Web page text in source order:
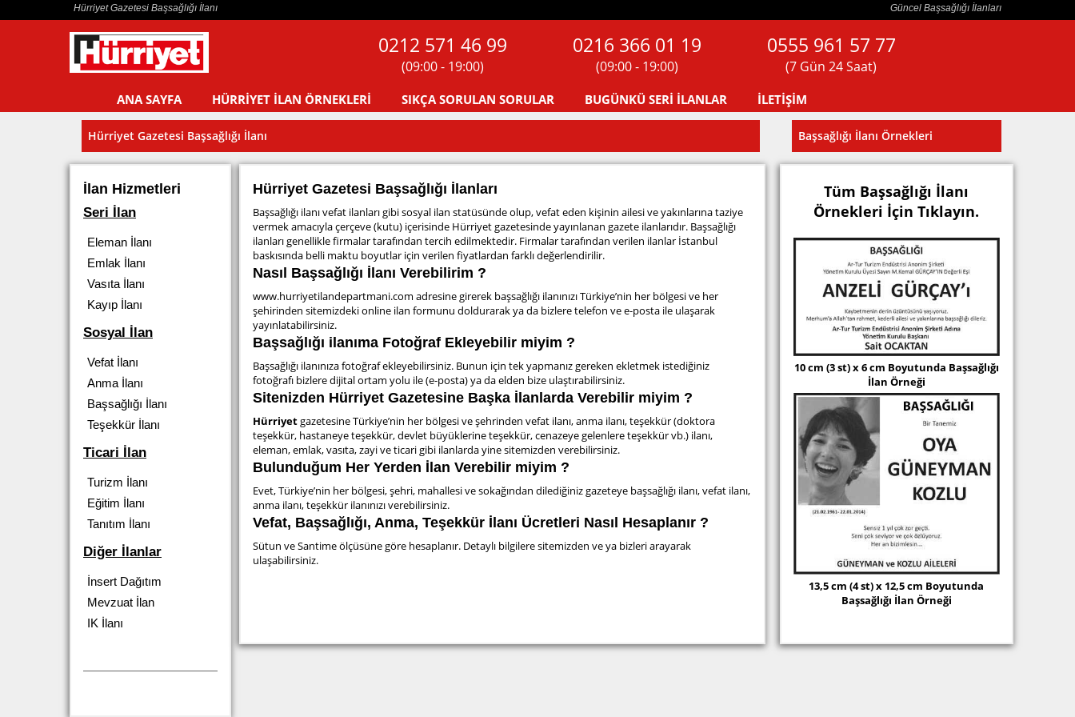
Hürriyet Gazetesi Başsağlığı İlanı Güncel Başsağlığı İlanları
0212 571 46 99
(09:00 - 19:00)
0216 366 01 19
(09:00 - 19:00)
0555 961 57 77
(7 Gün 24 Saat)
ANA SAYFA HÜRRİYET İLAN ÖRNEKLERİ SIKÇA SORULAN SORULAR BUGÜNKÜ SERİ İLANLAR İLETİŞİM
Hürriyet Gazetesi Başsağlığı İlanı
İlan Hizmetleri
Seri İlan
Eleman İlanı
Emlak İlanı
Vasıta İlanı
Kayıp İlanı
Sosyal İlan
Vefat İlanı
Anma İlanı
Başsağlığı İlanı
Teşekkür İlanı
Ticari İlan
Turizm İlanı
Eğitim İlanı
Tanıtım İlanı
Diğer İlanlar
İnsert Dağıtım
Mevzuat İlan
IK İlanı
Hürriyet Gazetesi Başsağlığı İlanları
Başsağlığı ilanı vefat ilanları gibi sosyal ilan statüsünde olup, vefat eden kişinin ailesi ve yakınlarına taziye
vermek amacıyla çerçeve (kutu) içerisinde Hürriyet gazetesinde yayınlanan gazete ilanlarıdır. Başsağlığı
ilanları genellikle firmalar tarafından tercih edilmektedir. Firmalar tarafından verilen ilanlar İstanbul
baskısında belli maktu boyutlar için verilen fiyatlardan farklı değerlendirilir.
Nasıl Başsağlığı İlanı Verebilirim ?
www.hurriyetilandepartmani.com adresine girerek başsağlığı ilanınızı Türkiye’nin her bölgesi ve her
şehirinden sitemizdeki online ilan formunu doldurarak ya da bizlere telefon ve e-posta ile ulaşarak
yayınlatabilirsiniz.
Başsağlığı ilanıma Fotoğraf Ekleyebilir miyim ?
Başsağlığı ilanınıza fotoğraf ekleyebilirsiniz. Bunun için tek yapmanız gereken ekletmek istediğiniz
fotoğrafı bizlere dijital ortam yolu ile (e-posta) ya da elden bize ulaştırabilirsiniz.
Sitenizden Hürriyet Gazetesine Başka İlanlarda Verebilir miyim ?
Hürriyetgazetesine Türkiye’nin her bölgesi ve şehrinden vefat ilanı, anma ilanı, teşekkür (doktora
teşekkür, hastaneye teşekkür, devlet büyüklerine teşekkür, cenazeye gelenlere teşekkür vb.) ilanı,
eleman, emlak, vasıta, zayi ve ticari gibi ilanlarda yine sitemizden verebilirsiniz.
Bulunduğum Her Yerden İlan Verebilir miyim ?
Evet, Türkiye’nin her bölgesi, şehri, mahallesi ve sokağından dilediğiniz gazeteye başsağlığı ilanı, vefat ilanı,
anma ilanı, teşekkür ilanınızı verebilirsiniz.
Vefat, Başsağlığı, Anma, Teşekkür İlanı Ücretleri Nasıl Hesaplanır ?
Sütun ve Santime ölçüsüne göre hesaplanır. Detaylı bilgilere sitemizden ve ya bizleri arayarak
ulaşabilirsiniz.
Başsağlığı İlanı Örnekleri
Tüm Başsağlığı İlanı
Örnekleri İçin Tıklayın.
10 cm (3 st) x 6 cm Boyutunda Başsağlığı
İlan Örneği
13,5 cm (4 st) x 12,5 cm Boyutunda
Başsağlığı İlan Örneği